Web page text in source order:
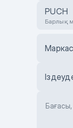
PUCH
Барлық